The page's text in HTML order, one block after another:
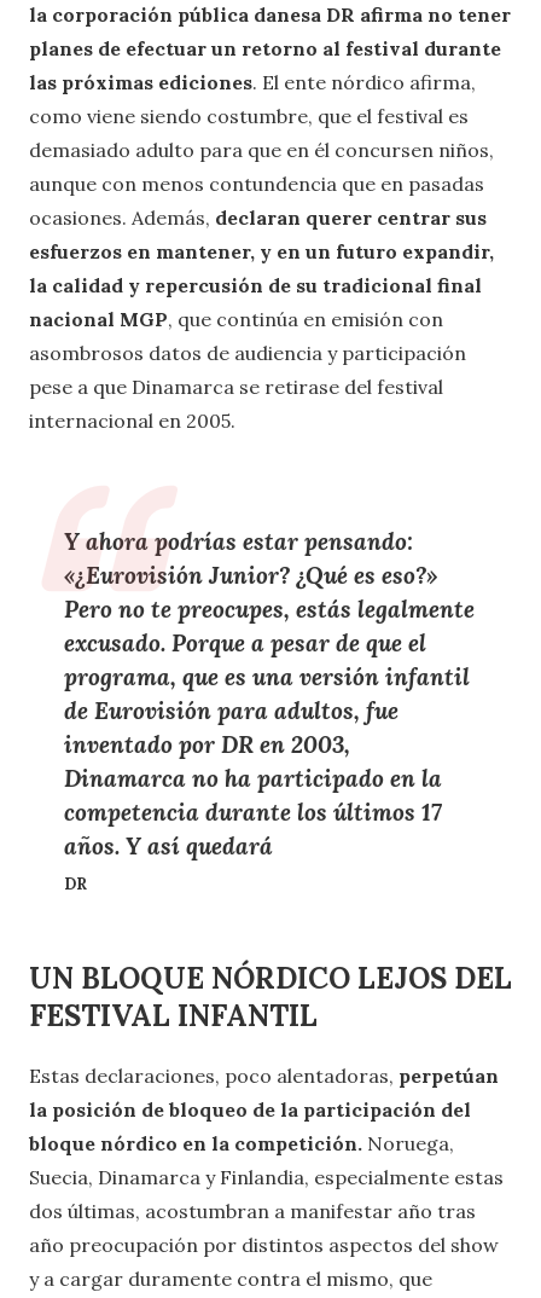
la corporación pública danesa DR afirma no tener
planes de efectuar un retorno al festival durante
las próximas ediciones. El ente nórdico afirma,
como viene siendo costumbre, que el festival es
demasiado adulto para que en él concursen niños,
aunque con menos contundencia que en pasadas
ocasiones. Además, declaran querer centrar sus
esfuerzos en mantener, y en un futuro expandir,
la calidad y repercusión de su tradicional final
nacional MGP, que continúa en emisión con
asombrosos datos de audiencia y participación
pese a que Dinamarca se retirase del festival
internacional en 2005.
Y ahora podrías estar pensando:
«¿Eurovisión Junior? ¿Qué es eso?»
Pero no te preocupes, estás legalmente
excusado. Porque a pesar de que el
programa, que es una versión infantil
de Eurovisión para adultos, fue
inventado por DR en 2003,
Dinamarca no ha participado en la
competencia durante los últimos 17
años. Y así quedará
DR
UN BLOQUE NÓRDICO LEJOS DEL
FESTIVAL INFANTIL
Estas declaraciones, poco alentadoras, perpetúan
la posición de bloqueo de la participación del
bloque nórdico en la competición. Noruega,
Suecia, Dinamarca y Finlandia, especialmente estas
dos últimas, acostumbran a manifestar año tras
año preocupación por distintos aspectos del show
y a cargar duramente contra el mismo, que